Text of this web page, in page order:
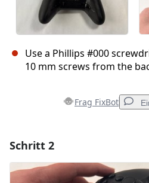
Use a Phillips #000
10 mm screws from the
Frag FixBot
Kommentar hinzufügen
Schritt 2